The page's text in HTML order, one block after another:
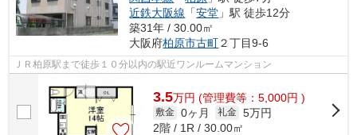
近鉄大阪線 「安堂 」駅 徒歩12分
築31年 / 30.00㎡
大阪府柏原市古町２丁目9-6
ＪＲ柏原駅まで徒歩１０分以内の駅近ワンルームマンション
3.5万円 (管理費等：5,000円 )
敷金 0ヶ月 礼金 5万円
2階 / 1R / 30.00㎡